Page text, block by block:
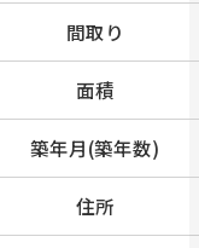
間取り
面積
築年月(築年数)
住所